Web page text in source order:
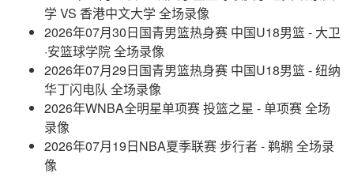
学 VS 香港中文大学 全场录像
2026年07月30日国青男篮热身赛 中国U18男篮 - 大卫
·安篮球学院 全场录像
2026年07月29日国青男篮热身赛 中国U18男篮 - 纽纳
华丁闪电队 全场录像
2026年WNBA全明星单项赛 投篮之星 - 单项赛 全场
录像
2026年07月19日NBA夏季联赛 步行者 - 鹈鹕 全场录
像